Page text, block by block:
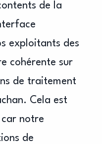
de la
exploitants des
cohérente sur
de traitement
Cela est
notre
de